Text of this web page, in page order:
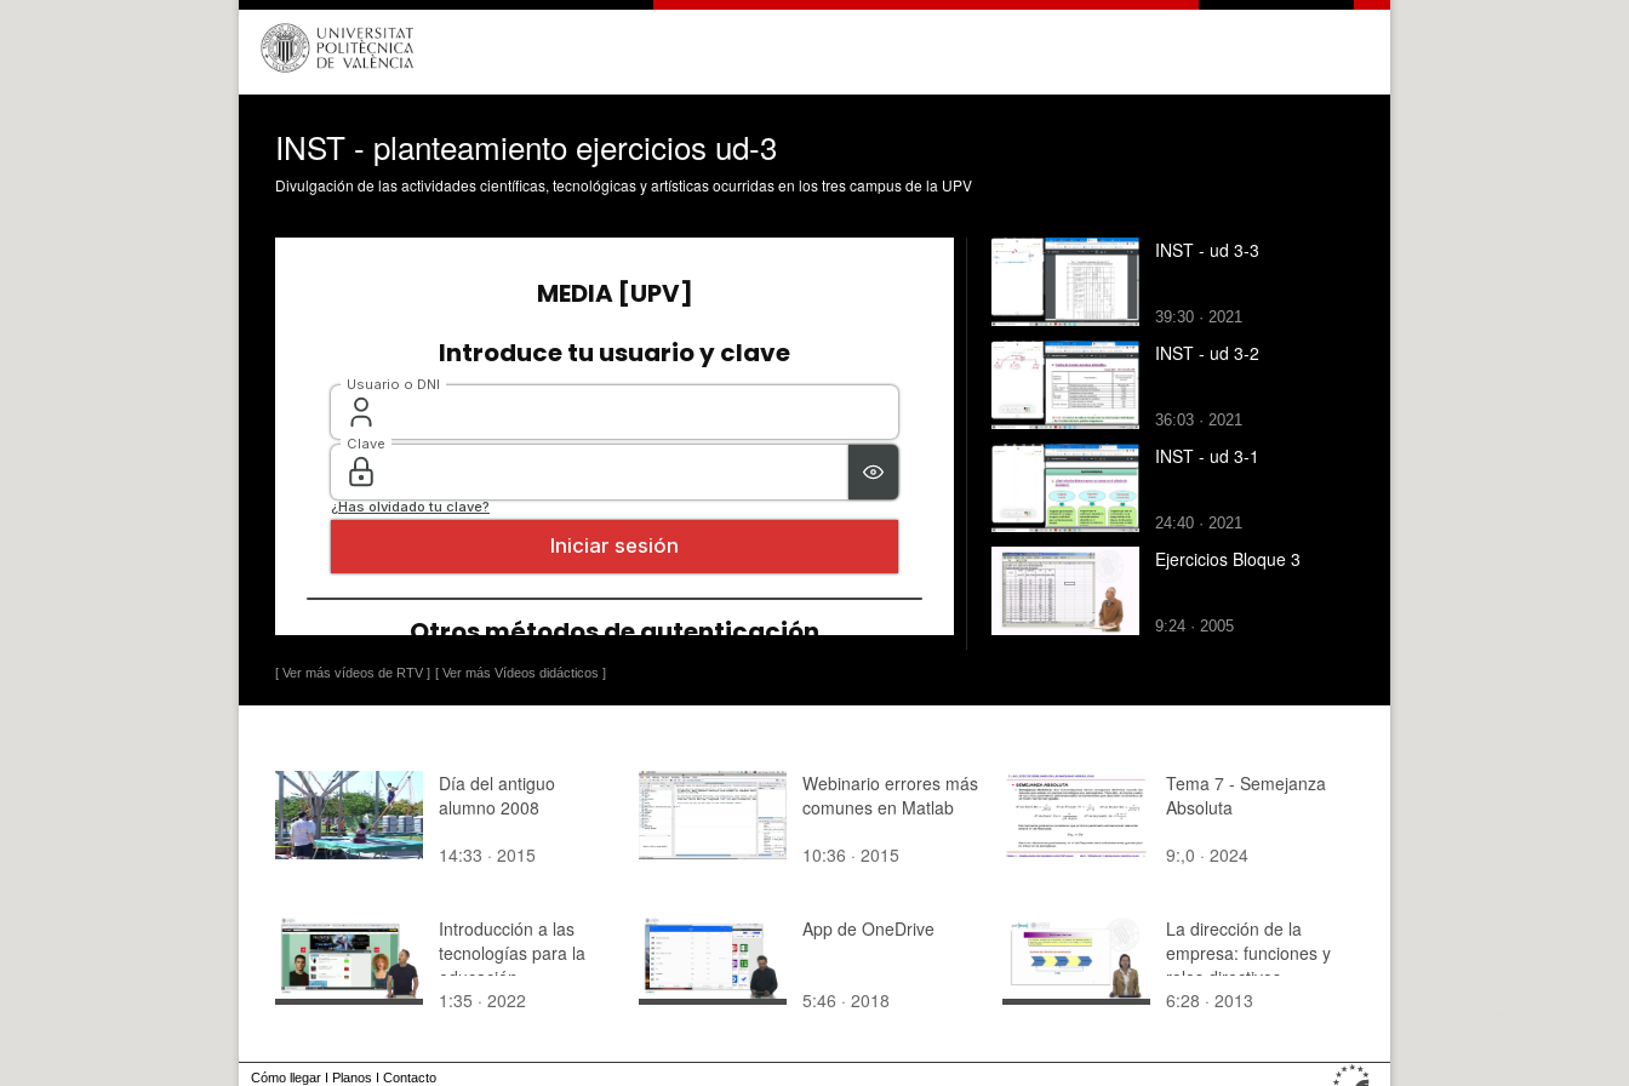
INST - planteamiento ejercicios ud-3
Divulgación de las actividades científicas, tecnológicas y artísticas ocurridas en los tres campus de la UPV
[ Ver más vídeos de RTV ] [ Ver más Vídeos didácticos ]
INST - ud 3-3
39:30 · 2021
INST - ud 3-2
36:03 · 2021
INST - ud 3-1
24:40 · 2021
Ejercicios Bloque 3
9:24 · 2005
Día del antiguo
alumno 2008
14:33 · 2015
Webinario errores más
comunes en Matlab
10:36 · 2015
Tema 7 - Semejanza
Absoluta
9:,0 · 2024
Introducción a las
tecnologías para la
educación.
Cerebriti.com
1:35 · 2022
App de OneDrive
5:46 · 2018
La dirección de la
empresa: funciones y
roles directivos
6:28 · 2013
Cómo llegar I Planos I Contacto